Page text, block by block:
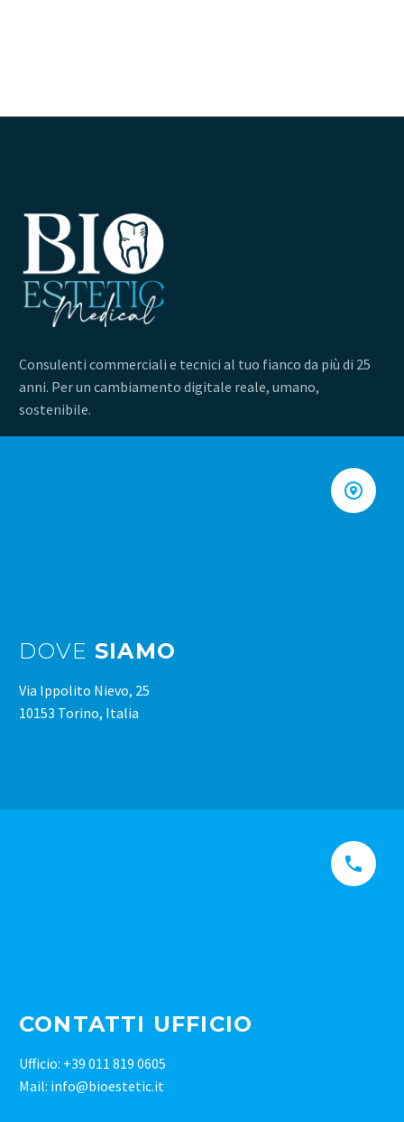
Consulenti commerciali e tecnici al tuo fianco da più di 25
anni. Per un cambiamento digitale reale, umano,
sostenibile.


DOVE SIAMO
Via Ippolito Nievo, 25
10153 Torino, Italia


CONTATTI UFFICIO
Ufficio: +39 011 819 0605
Mail: info@bioestetic.it